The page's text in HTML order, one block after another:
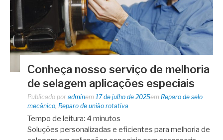
Conheça nosso serviço de melhoria
de selagem aplicações especiais
Publicado por adminem 17 de julho de 2025em Reparo de selo
mecânico Reparo de união rotativa
Tempo de leitura: 4 minutos
Soluções personalizadas e eficientes para melhoria de